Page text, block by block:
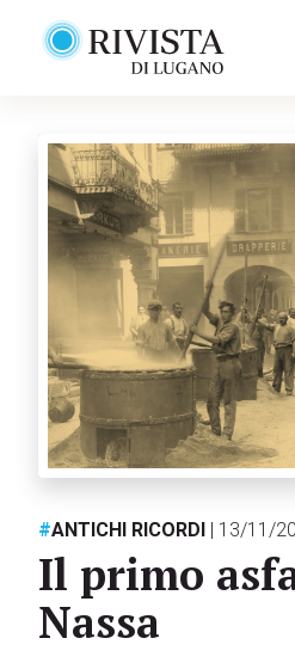
#ANTICHI RICORDI | 13/11/
Il primo
Nassa